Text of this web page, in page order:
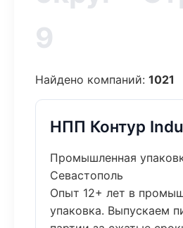
9
Найдено компаний: 1021
НПП Контур
Промышленная
Севастополь
Опыт 12+ лет в
упаковка. Выпускаем